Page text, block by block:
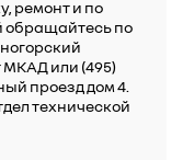
ремонт и по
обращайтесь по
МКАД или (495)
проезд дом 4.
технической